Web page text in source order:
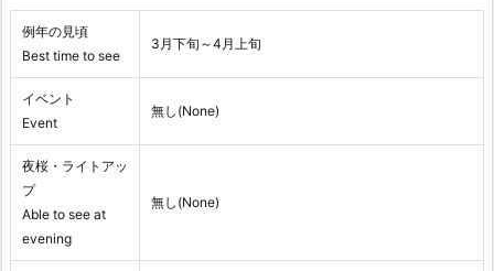
例年の見頃
Best time to see
3月下旬～4月上旬
イベント
Event
無し(None)
夜桜・ライトアッ
プ
Able to see at
evening
無し(None)